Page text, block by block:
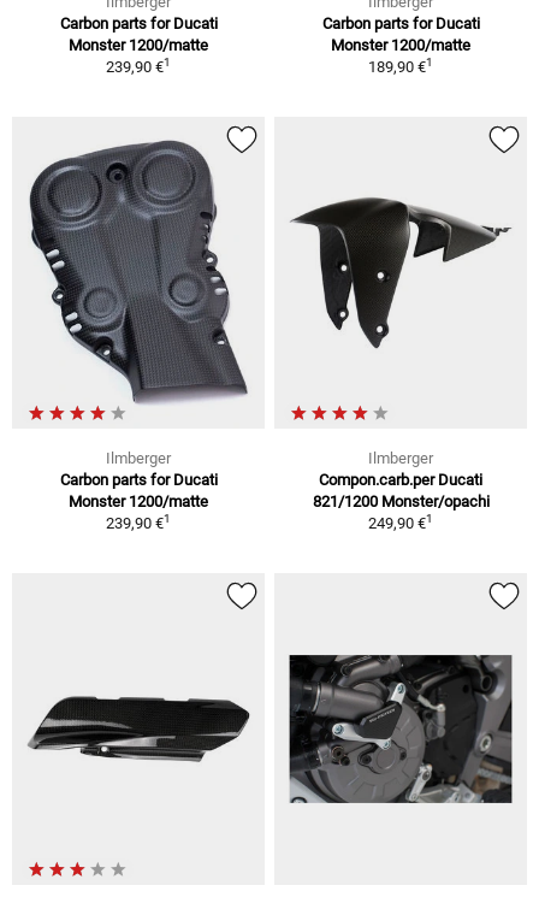
Carbon parts for Ducati
Monster 1200/matte
239,90 €1
Carbon parts for Ducati
Monster 1200/matte
189,90 €1
Ilmberger
Carbon parts for Ducati
Monster 1200/matte
239,90 €1
Ilmberger
Compon.carb.per Ducati
821/1200 Monster/opachi
249,90 €1